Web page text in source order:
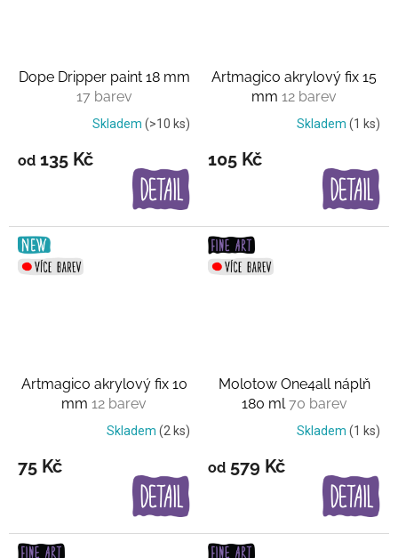
Dope Dripper paint 18 mm
17 barev
Skladem (>10 ks)
od 135 Kč
Artmagico akrylový fix 15
mm 12 barev
Skladem (1 ks)
105 Kč
Artmagico akrylový fix 10
mm 12 barev
Skladem (2 ks)
75 Kč
Molotow One4all náplň
180 ml 70 barev
Skladem (1 ks)
od 579 Kč